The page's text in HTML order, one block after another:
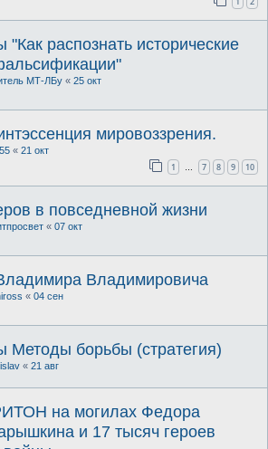
"Как распознать исторические
МТ-ЛБу « 25 окт
мировоззрения.
« 21 окт
1 … 7 8 9 10
в повседневной жизни
« 07 окт
Владимировича
« 04 сен
Методы борьбы (стратегия)
« 21 авг
на могилах Федора
и 17 тысяч героев